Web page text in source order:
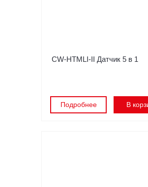
CW-HTMLI-II Датчик 5 в 1
Подробнее В